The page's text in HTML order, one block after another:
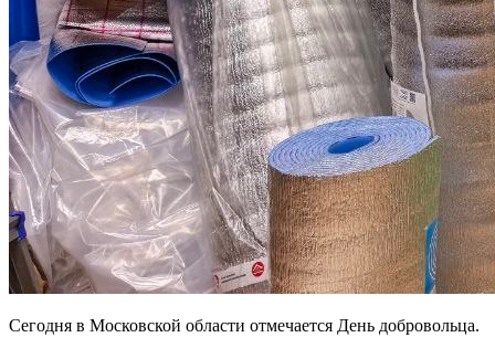
Сегодня в Московской области отмечается День добровольца.